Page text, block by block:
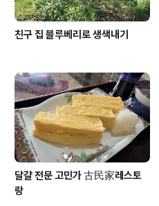
친구 집 블루베리로 생색내기
달걀 전문 고민가 古民家레스토
랑